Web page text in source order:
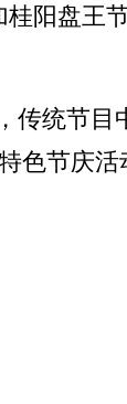
阳盘
传统节
节庆